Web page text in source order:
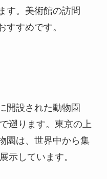
す。美術館の訪問
すすめです。
開設された動物園
遡ります。東京の上
園は、世界中から集
示しています。